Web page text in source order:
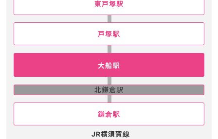
東戸塚駅
戸塚駅
大船駅
北鎌倉駅
鎌倉駅
JR横須賀線